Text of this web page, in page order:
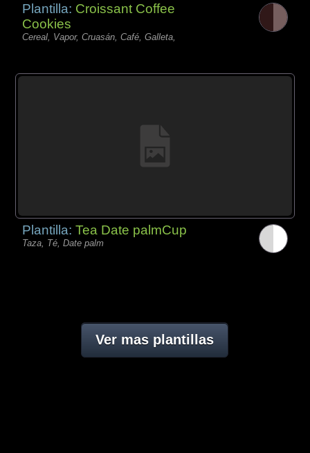
Plantilla: Croissant Coffee
Cookies
Cereal, Vapor, Cruasán, Café, Galleta,
Plantilla:Tea Date palmCup
Taza, Té, Date palm
Ver mas plantillas